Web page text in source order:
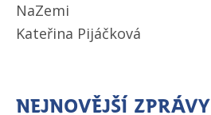
NaZemi
Kateřina Pijáčková
Nejnovější zprávy